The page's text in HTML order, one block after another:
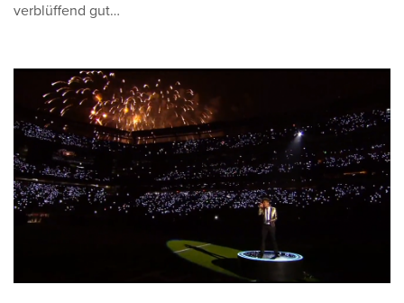
verblüffend gut…